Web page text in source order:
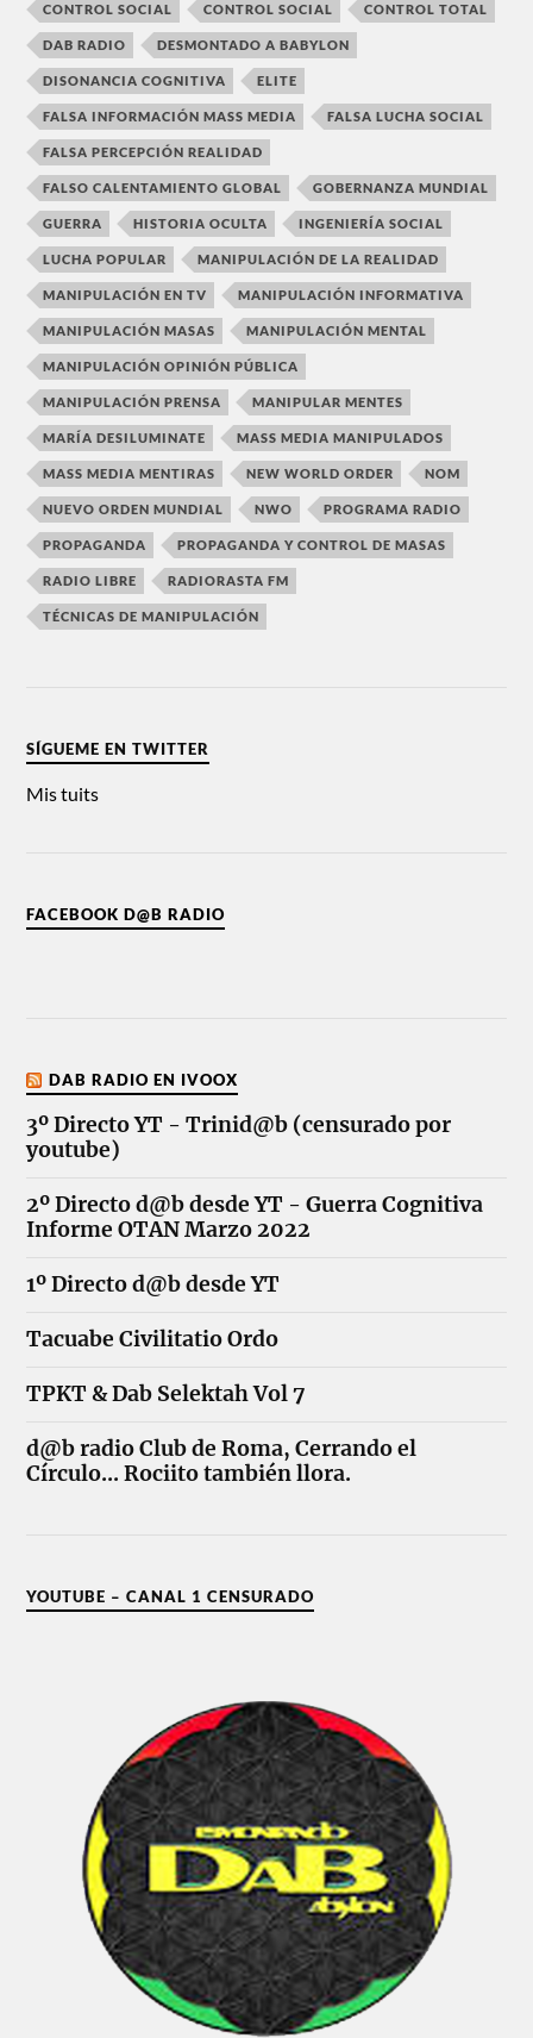
CONTROL SOCIAL CONTROL SOCIAL CONTROL TOTAL
DAB RADIO DESMONTADO A BABYLON
DISONANCIA COGNITIVA ELITE
FALSA INFORMACIÓN MASS MEDIA FALSA LUCHA SOCIAL
FALSA PERCEPCIÓN REALIDAD
FALSO CALENTAMIENTO GLOBAL GOBERNANZA MUNDIAL
GUERRA HISTORIA OCULTA INGENIERÍA SOCIAL
LUCHA POPULAR MANIPULACIÓN DE LA REALIDAD
MANIPULACIÓN EN TV MANIPULACIÓN INFORMATIVA
MANIPULACIÓN MASAS MANIPULACIÓN MENTAL
MANIPULACIÓN OPINIÓN PÚBLICA
MANIPULACIÓN PRENSA MANIPULAR MENTES
MARÍA DESILUMINATE MASS MEDIA MANIPULADOS
MASS MEDIA MENTIRAS NEW WORLD ORDER NOM
NUEVO ORDEN MUNDIAL NWO PROGRAMA RADIO
PROPAGANDA PROPAGANDA Y CONTROL DE MASAS
RADIO LIBRE RADIORASTA FM
TÉCNICAS DE MANIPULACIÓN
SÍGUEME EN TWITTER
Mis tuits
FACEBOOK D@B RADIO
DAB RADIO EN IVOOX
3º Directo YT - Trinid@b (censurado por
youtube)
2º Directo d@b desde YT - Guerra Cognitiva
Informe OTAN Marzo 2022
1º Directo d@b desde YT
Tacuabe Civilitatio Ordo
TPKT & Dab Selektah Vol 7
d@b radio Club de Roma, Cerrando el
Círculo... Rociito también llora.
YOUTUBE – CANAL 1 CENSURADO